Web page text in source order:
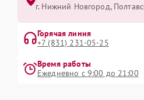
г. Нижний Новгород,
Горячая линия
+7 (831) 231-05-25
Время работы
Ежедневно с 9:00 до 21:00